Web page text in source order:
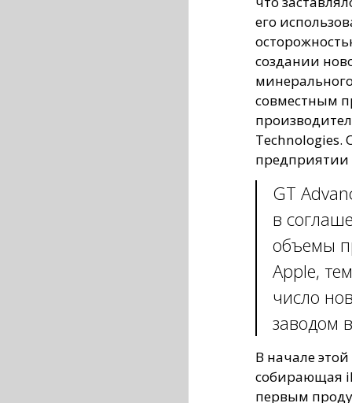
его
создании
совместным
Technologies.
предприятии
GT
в
объемы
Apple,
число
заводом
В начале
собирающая
первым